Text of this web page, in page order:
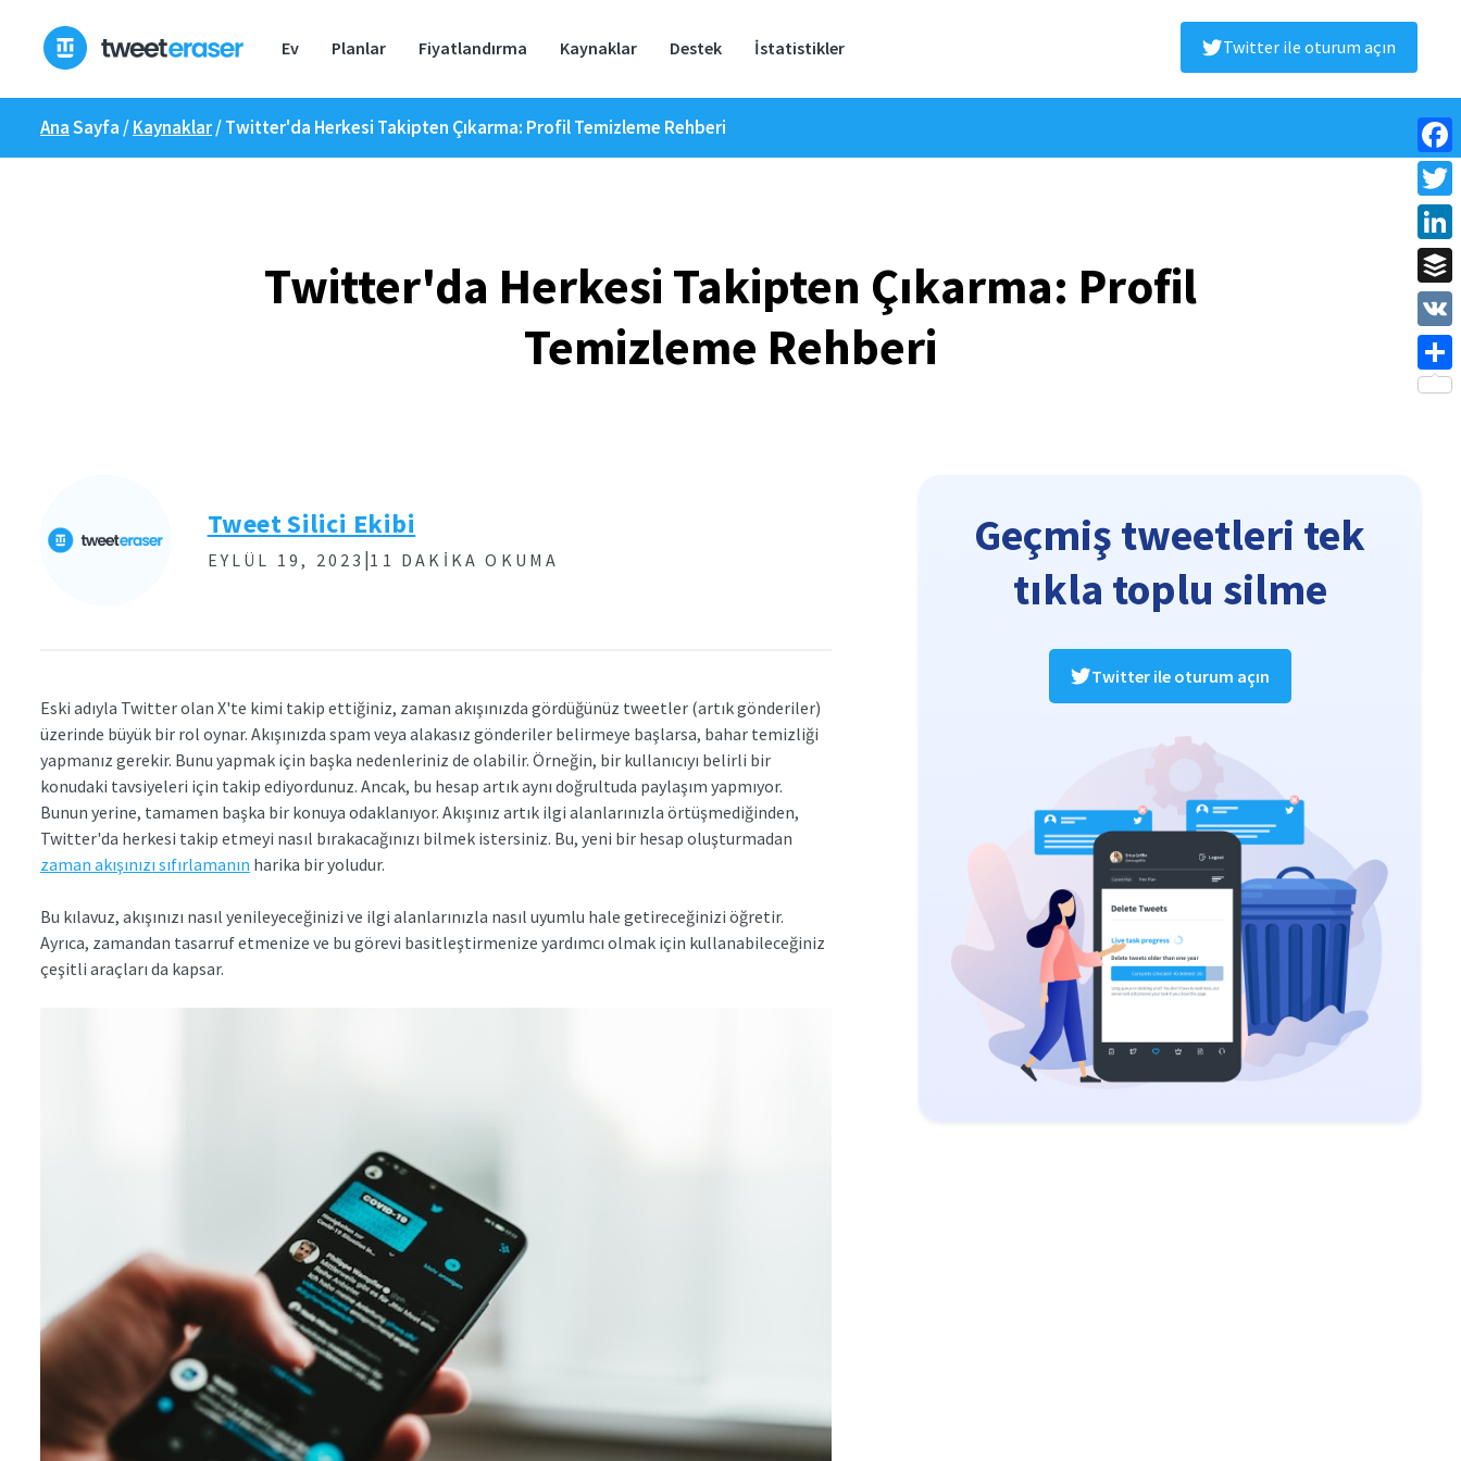
Ev Planlar Fiyatlandırma Kaynaklar Destek İstatistikler Twitter ile oturum açın
AnaSayfa /Kaynaklar/Twitter'da Herkesi Takipten Çıkarma: Profil Temizleme Rehberi
Twitter'da Herkesi Takipten Çıkarma: Profil
Temizleme Rehberi
Tweet Silici Ekibi
EYLÜL 19, 2023 |11 DAKIKA OKUMA
Eski adıyla Twitter olan X'te kimi takip ettiğiniz, zaman akışınızda gördüğünüz tweetler (artık gönderiler)
üzerinde büyük bir rol oynar. Akışınızda spam veya alakasız gönderiler belirmeye başlarsa, bahar temizliği
yapmanız gerekir. Bunu yapmak için başka nedenleriniz de olabilir. Örneğin, bir kullanıcıyı belirli bir
konudaki tavsiyeleri için takip ediyordunuz. Ancak, bu hesap artık aynı doğrultuda paylaşım yapmıyor.
Bunun yerine, tamamen başka bir konuya odaklanıyor. Akışınız artık ilgi alanlarınızla örtüşmediğinden,
Twitter'da herkesi takip etmeyi nasıl bırakacağınızı bilmek istersiniz. Bu, yeni bir hesap oluşturmadan
zaman akışınızı sıfırlamanın harika bir yoludur.
Bu kılavuz, akışınızı nasıl yenileyeceğinizi ve ilgi alanlarınızla nasıl uyumlu hale getireceğinizi öğretir.
Ayrıca, zamandan tasarruf etmenize ve bu görevi basitleştirmenize yardımcı olmak için kullanabileceğiniz
çeşitli araçları da kapsar.
Geçmiş tweetleri tek
tıkla toplu silme
Twitter ile oturum açın
VK